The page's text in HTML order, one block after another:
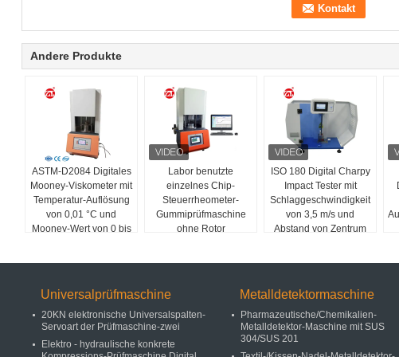
Andere Produkte
ASTM-D2084 Digitales
Mooney-Viskometer mit
Temperatur-Auflösung
von 0,01 °C und
Mooney-Wert von 0 bis
Labor benutzte
einzelnes Chip-
Steuerrheometer-
Gummiprüfmaschine
ohne Rotor
ISO 180 Digital Charpy
Impact Tester mit
Schlaggeschwindigkeit
von 3,5 m/s und
Abstand von Zentrum
Universalprüfmaschine
20KN elektronische Universalspalten-
Servoart der Prüfmaschine-zwei
Elektro - hydraulische konkrete
Metalldetektormaschine
Pharmazeutische/Chemikalien-
Metalldetektor-Maschine mit SUS
304/SUS 201